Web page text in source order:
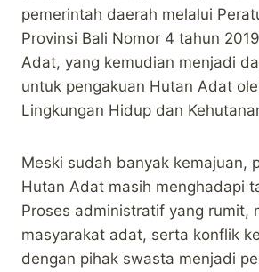
pemerintah daerah melalui
Provinsi Bali Nomor 4 tahun
Adat, yang kemudian menjadi
untuk pengakuan Hutan Adat
Lingkungan Hidup dan
Meski sudah banyak kemajuan,
Hutan Adat masih menghadapi
Proses administratif yang rumit,
masyarakat adat, serta konflik
dengan pihak swasta menjadi